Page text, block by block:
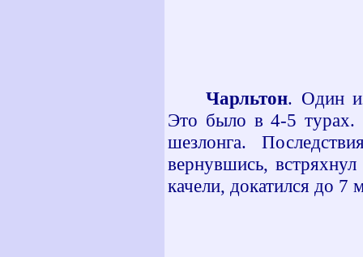
Чарльтон. Один
Это было в 4-5 турах.
шезлонга.
вернувшись,
качели, докатился до 7